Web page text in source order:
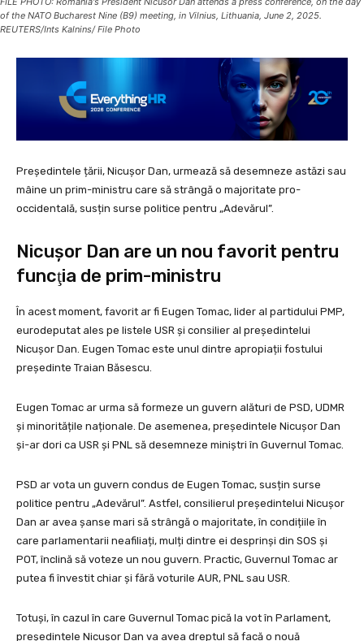
of the NATO Bucharest Nine (B9) meeting, in Vilnius, Lithuania, June 2, 2025.
REUTERS/Ints Kalnins/ File Photo
Președintele țării, Nicușor Dan, urmează să desemneze astăzi sau
mâine un prim-ministru care să strângă o majoritate pro-
occidentală, susțin surse politice pentru „Adevărul”.
Nicușor Dan are un nou favorit pentru
funcţia de prim-ministru
În acest moment, favorit ar fi Eugen Tomac, lider al partidului PMP,
eurodeputat ales pe listele USR și consilier al președintelui
Nicușor Dan. Eugen Tomac este unul dintre apropiații fostului
președinte Traian Băsescu.
Eugen Tomac ar urma să formeze un guvern alături de PSD, UDMR
și minoritățile naționale. De asemenea, președintele Nicușor Dan
și-ar dori ca USR și PNL să desemneze miniștri în Guvernul Tomac.
PSD ar vota un guvern condus de Eugen Tomac, susțin surse
politice pentru „Adevărul”. Astfel, consilierul președintelui Nicușor
Dan ar avea șanse mari să strângă o majoritate, în condițiile în
care parlamentarii neafiliați, mulți dintre ei desprinși din SOS și
POT, înclină să voteze un nou guvern. Practic, Guvernul Tomac ar
putea fi învestit chiar și fără voturile AUR, PNL sau USR.
Totuși, în cazul în care Guvernul Tomac pică la vot în Parlament,
președintele Nicușor Dan va avea dreptul să facă o nouă